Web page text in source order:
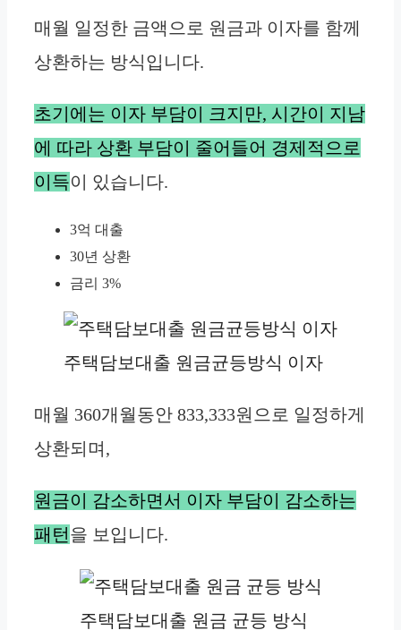
매월 일정한 금액으로 원금과 이자를 함께
상환하는 방식입니다.
초기에는 이자 부담이 크지만, 시간이 지남
에 따라 상환 부담이 줄어들어 경제적으로
이득이 있습니다.
3억 대출
30년 상환
금리 3%
주택담보대출 원금균등방식 이자
매월 360개월동안 833,333원으로 일정하게
상환되며,
원금이 감소하면서 이자 부담이 감소하는
패턴을 보입니다.
주택담보대출 원금 균등 방식